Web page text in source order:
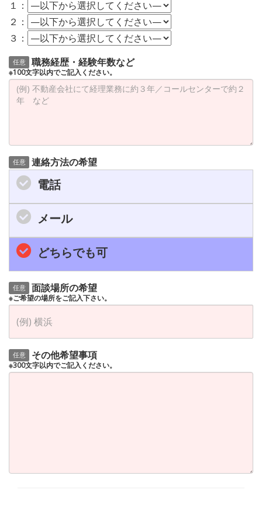
１：
２：
３：
任意 職務経歴・経験年数など
※100文字以内でご記入ください。
任意 連絡方法の希望
電話
メール
どちらでも可
任意 面談場所の希望
※ご希望の場所をご記入下さい。
任意 その他希望事項
※300文字以内でご記入ください。